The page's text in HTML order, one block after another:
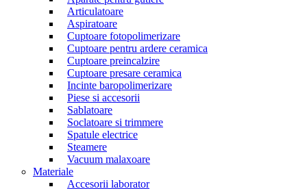
Articulatoare
Aspiratoare
Cuptoare fotopolimerizare
Cuptoare pentru ardere ceramica
Cuptoare preincalzire
Cuptoare presare ceramica
Incinte baropolimerizare
Piese si accesorii
Sablatoare
Soclatoare si trimmere
Spatule electrice
Steamere
Vacuum malaxoare
Materiale
Accesorii laborator